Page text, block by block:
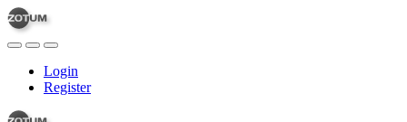
Login
Register